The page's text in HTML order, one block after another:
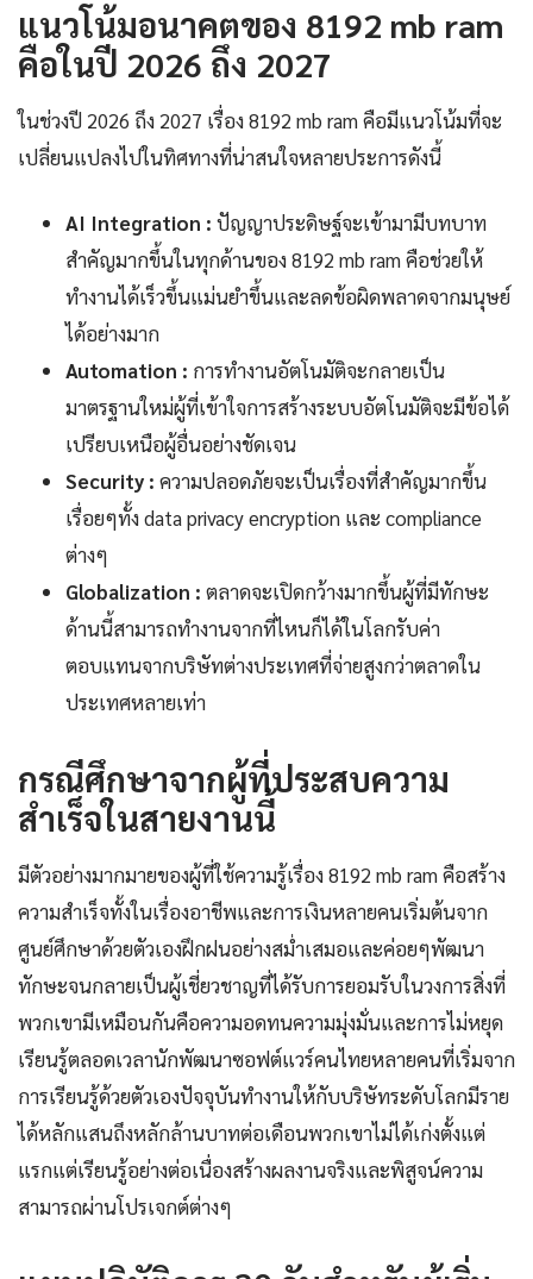
แนวโน้มอนาคตของ 8192 mb ram
คือในปี 2026 ถึง 2027
ในช่วงปี 2026 ถึง 2027 เรื่อง 8192 mb ram คือมีแนวโน้มที่จะ
เปลี่ยนแปลงไปในทิศทางที่น่าสนใจหลายประการดังนี้
AI Integration : ปัญญาประดิษฐ์จะเข้ามามีบทบาท
สำคัญมากขึ้นในทุกด้านของ 8192 mb ram คือช่วยให้
ทำงานได้เร็วขึ้นแม่นยำขึ้นและลดข้อผิดพลาดจากมนุษย์
ได้อย่างมาก
Automation : การทำงานอัตโนมัติจะกลายเป็น
มาตรฐานใหม่ผู้ที่เข้าใจการสร้างระบบอัตโนมัติจะมีข้อได้
เปรียบเหนือผู้อื่นอย่างชัดเจน
Security : ความปลอดภัยจะเป็นเรื่องที่สำคัญมากขึ้น
เรื่อยๆทั้ง data privacy encryption และ compliance
ต่างๆ
Globalization : ตลาดจะเปิดกว้างมากขึ้นผู้ที่มีทักษะ
ด้านนี้สามารถทำงานจากที่ไหนก็ได้ในโลกรับค่า
ตอบแทนจากบริษัทต่างประเทศที่จ่ายสูงกว่าตลาดใน
ประเทศหลายเท่า
กรณีศึกษาจากผู้ที่ประสบความ
สำเร็จในสายงานนี้
มีตัวอย่างมากมายของผู้ที่ใช้ความรู้เรื่อง 8192 mb ram คือสร้าง
ความสำเร็จทั้งในเรื่องอาชีพและการเงินหลายคนเริ่มต้นจาก
ศูนย์ศึกษาด้วยตัวเองฝึกฝนอย่างสม่ำเสมอและค่อยๆพัฒนา
ทักษะจนกลายเป็นผู้เชี่ยวชาญที่ได้รับการยอมรับในวงการสิ่งที่
พวกเขามีเหมือนกันคือความอดทนความมุ่งมั่นและการไม่หยุด
เรียนรู้ตลอดเวลานักพัฒนาซอฟต์แวร์คนไทยหลายคนที่เริ่มจาก
การเรียนรู้ด้วยตัวเองปัจจุบันทำงานให้กับบริษัทระดับโลกมีราย
ได้หลักแสนถึงหลักล้านบาทต่อเดือนพวกเขาไม่ได้เก่งตั้งแต่
แรกแต่เรียนรู้อย่างต่อเนื่องสร้างผลงานจริงและพิสูจน์ความ
สามารถผ่านโปรเจกต์ต่างๆ